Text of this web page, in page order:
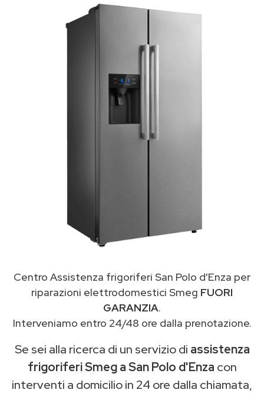
Centro Assistenza frigoriferi San Polo d'Enza per
riparazioni elettrodomestici Smeg FUORI
GARANZIA.
Interveniamo entro 24/48 ore dalla prenotazione.
Se sei alla ricerca di un servizio di assistenza
frigoriferi Smeg a San Polo d'Enza con
interventi a domicilio in 24 ore dalla chiamata,